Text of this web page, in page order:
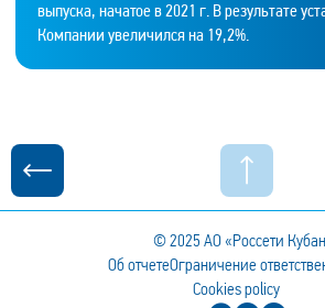
выпуска, начатое в 2021 г. В результате
Компании увеличился на 19,2%.
© 2025 АО «Россети
Об отчетеОграничение
Cookies policy